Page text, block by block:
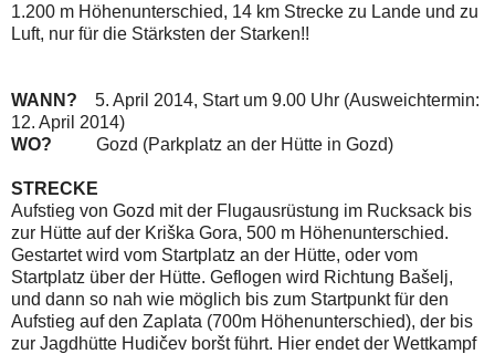
1.200 m Höhenunterschied, 14 km Strecke zu Lande und zu
Luft, nur für die Stärksten der Starken!!
WANN? 5. April 2014, Start um 9.00 Uhr (Ausweichtermin:
12. April 2014)
WO? Gozd (Parkplatz an der Hütte in Gozd)
STRECKE
Aufstieg von Gozd mit der Flugausrüstung im Rucksack bis
zur Hütte auf der Kriška Gora, 500 m Höhenunterschied.
Gestartet wird vom Startplatz an der Hütte, oder vom
Startplatz über der Hütte. Geflogen wird Richtung Bašelj,
und dann so nah wie möglich bis zum Startpunkt für den
Aufstieg auf den Zaplata (700m Höhenunterschied), der bis
zur Jagdhütte Hudičev boršt führt. Hier endet der Wettkampf